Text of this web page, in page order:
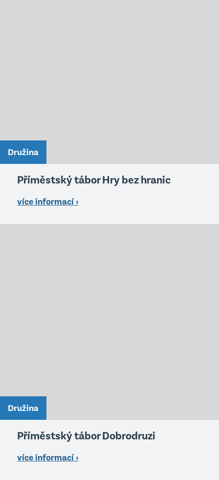
Družina
Příměstský tábor Hry bez hranic
více informací ›
Družina
Příměstský tábor Dobrodruzi
více informací ›